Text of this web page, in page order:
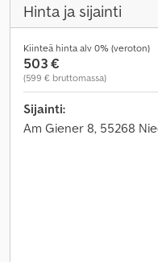
Hinta ja sijainti
Kiinteä hinta alv 0% (veroton)
503 €
(599 € bruttomassa)
Sijainti:
Am Giener 8, 55268